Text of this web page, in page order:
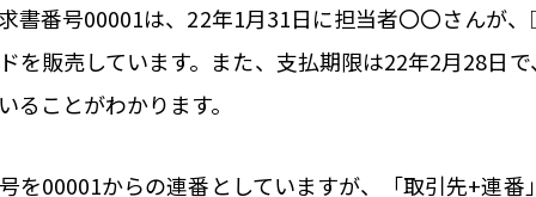
書番号00001は、22年1月31日に担当者〇〇さんが
を販売しています。また、支払期限は22年2月28日
ることがわかります。
を00001からの連番としていますが、「取引先+連番